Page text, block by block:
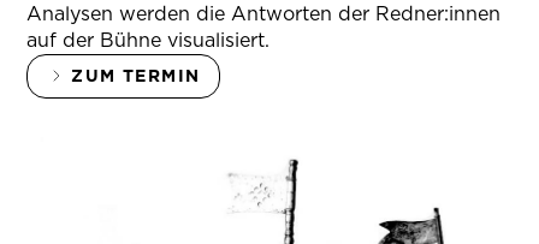
Analysen werden die Antworten der Redner:innen
auf der Bühne visualisiert.
ZUM TERMIN